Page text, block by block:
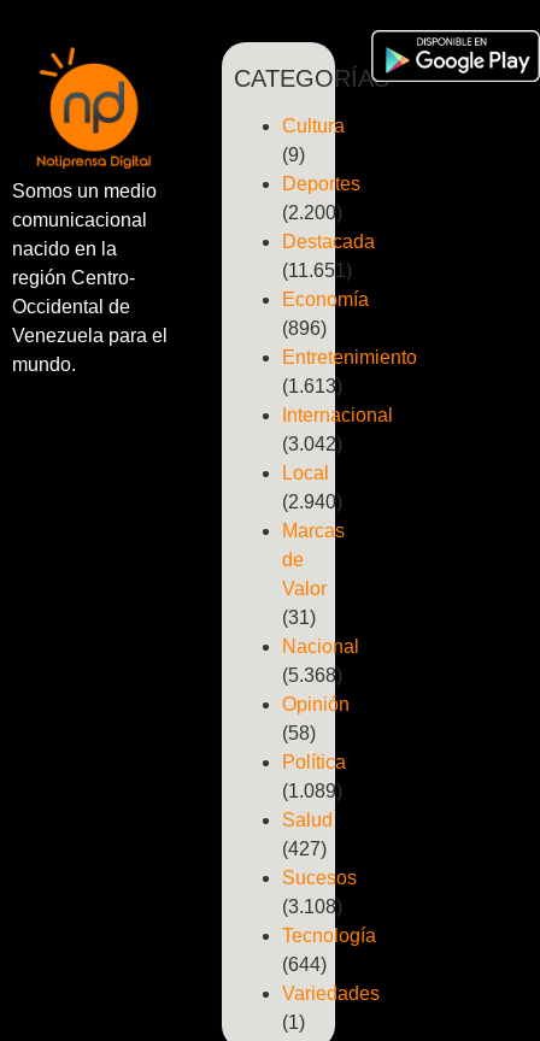
Somos un medio
comunicacional
nacido en la
región Centro-
Occidental de
Venezuela para el
mundo.
CATEGORÍAS
Cultura
(9)
Deportes
(2.200)
Destacada
(11.651)
Economía
(896)
Entretenimiento
(1.613)
Internacional
(3.042)
Local
(2.940)
Marcas
de
Valor
(31)
Nacional
(5.368)
Opinión
(58)
Política
(1.089)
Salud
(427)
Sucesos
(3.108)
Tecnología
(644)
Variedades
(1)